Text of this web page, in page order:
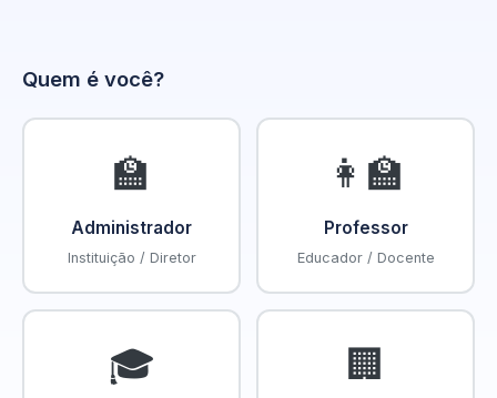
Quem é você?
🏫
Administrador
Instituição / Diretor
👩‍🏫
Professor
Educador / Docente
🎓 🏢